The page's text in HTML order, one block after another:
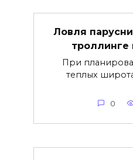
Ловля
троллинге
При
теплых
0